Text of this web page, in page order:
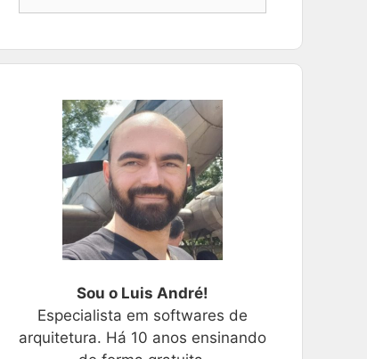
Sou o Luis André!
Especialista em softwares de
arquitetura. Há 10 anos ensinando